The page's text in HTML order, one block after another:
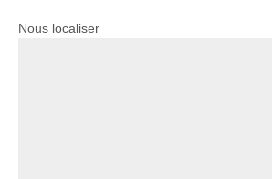
Nous localiser